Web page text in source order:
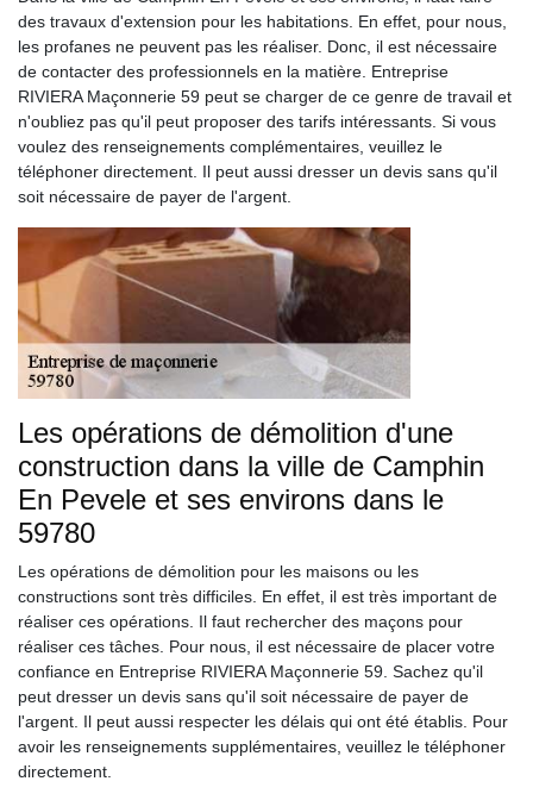
des travaux d'extension pour les habitations. En effet, pour nous,
les profanes ne peuvent pas les réaliser. Donc, il est nécessaire
de contacter des professionnels en la matière. Entreprise
RIVIERA Maçonnerie 59 peut se charger de ce genre de travail et
n'oubliez pas qu'il peut proposer des tarifs intéressants. Si vous
voulez des renseignements complémentaires, veuillez le
téléphoner directement. Il peut aussi dresser un devis sans qu'il
soit nécessaire de payer de l'argent.
Les opérations de démolition d'une
construction dans la ville de Camphin
En Pevele et ses environs dans le
59780
Les opérations de démolition pour les maisons ou les
constructions sont très difficiles. En effet, il est très important de
réaliser ces opérations. Il faut rechercher des maçons pour
réaliser ces tâches. Pour nous, il est nécessaire de placer votre
confiance en Entreprise RIVIERA Maçonnerie 59. Sachez qu'il
peut dresser un devis sans qu'il soit nécessaire de payer de
l'argent. Il peut aussi respecter les délais qui ont été établis. Pour
avoir les renseignements supplémentaires, veuillez le téléphoner
directement.